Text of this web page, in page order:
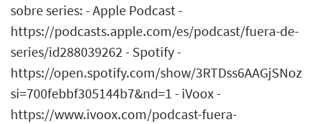
sobre series: - Apple Podcast -
https://podcasts.apple.com/es/podcast/fuera-de-
series/id288039262 - Spotify -
https://open.spotify.com/show/
si=700febbf305144b7&nd=1 - iVoox -
https://www.ivoox.com/podcast-fuera-